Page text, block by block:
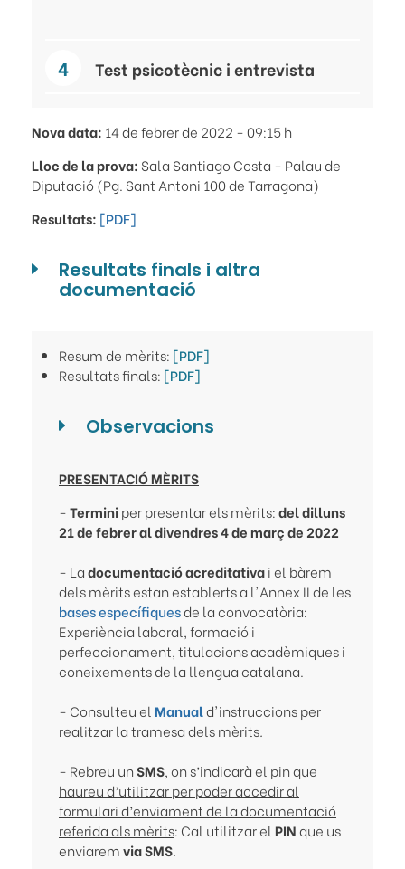
Test psicotècnic i entrevista
Nova data: 14 de febrer de 2022 - 09:15 h
Lloc de la prova: Sala Santiago Costa - Palau de
Diputació (Pg. Sant Antoni 100 de Tarragona)
Resultats: [PDF]
Resultats finals i altra
documentació
Resum de mèrits: [PDF]
Resultats finals: [PDF]
Observacions
PRESENTACIÓ MÈRITS
-Terminiper presentar els mèrits:del dilluns
21 de febrer al divendres 4 de març de 2022
- Ladocumentació acreditativai el bàrem
dels mèrits estan establerts a l'Annex II de les
bases específiquesde la convocatòria:
Experiència laboral, formació i
perfeccionament, titulacions acadèmiques i
coneixements de la llengua catalana.
- Consulteu el Manuald'instruccions per
realitzar la tramesa dels mèrits.
- Rebreu unSMS, on s’indicarà el pin que
haureu d’utilitzar per poder accedir al
formulari d’enviament de la documentació
referida als mèrits: Cal utilitzar el PINque us
enviaremvia SMS.